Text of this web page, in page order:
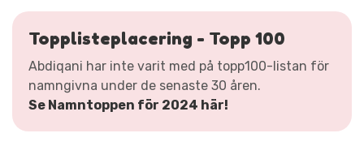
Topplisteplacering - Topp 100
Abdiqani har inte varit med på topp100-listan för
namngivna under de senaste 30 åren.
Se Namntoppen för 2024 här!